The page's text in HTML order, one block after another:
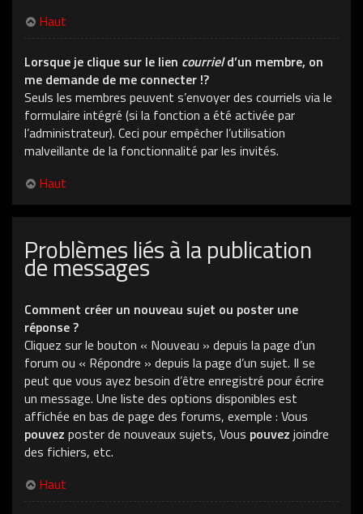
Haut
Lorsque je clique sur le lien courrield’un membre, on
me demande de me connecter !?
Seuls les membres peuvent s’envoyer des courriels via le
formulaire intégré (si la fonction a été activée par
l’administrateur). Ceci pour empêcher l’utilisation
malveillante de la fonctionnalité par les invités.
Haut
Problèmes liés à la publication
de messages
Comment créer un nouveau sujet ou poster une
réponse ?
Cliquez sur le bouton « Nouveau » depuis la page d’un
forum ou « Répondre » depuis la page d’un sujet. Il se
peut que vous ayez besoin d’être enregistré pour écrire
un message. Une liste des options disponibles est
affichée en bas de page des forums, exemple : Vous
pouvez poster de nouveaux sujets, Vous pouvez joindre
des fichiers, etc.
Haut